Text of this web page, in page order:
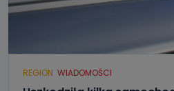
REGION WIADOMOŚCI